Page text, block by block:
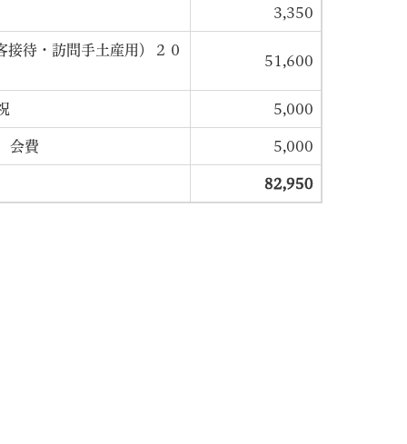
3,350
接待・訪問手土産用）２０
51,600
5,000
会費 5,000
82,950